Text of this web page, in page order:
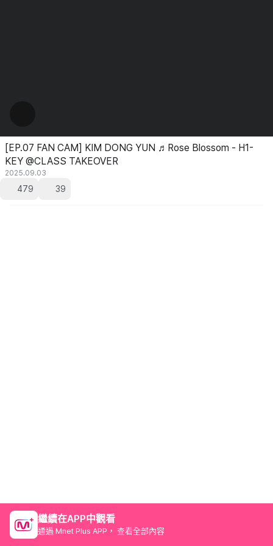
[EP.07 FAN CAM] KIM DONG YUN ♬Rose Blossom - H1-
KEY @CLASS TAKEOVER
2025.09.03
479 39
繼續在APP中觀看
通過 Mnet Plus APP， 查看全部內容